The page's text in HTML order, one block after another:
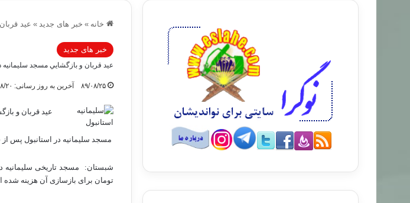
خانه » خبر های جدید » عيد
خبر های جدید
عيد قربان و بازگشايي مسجد سليمانيه
۸۹/۰۸/۲۵ آخرین به روز رسانی: ۹۱/۰۸/۲۰
عید قربان و
مسجد سلیمانیه در استانبول پس
شبستان:
تومان برای بازسازی آن هزینه شده